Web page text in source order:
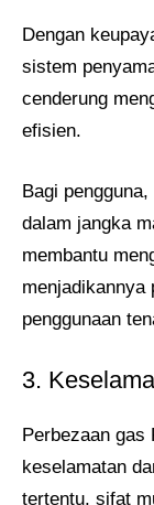
Dengan
sistem
cenderung
efisien.
Bagi
dalam jangka
membantu
menjadikannya
penggunaan
3.
Perbezaan gas
keselamatan
tertentu, sifat